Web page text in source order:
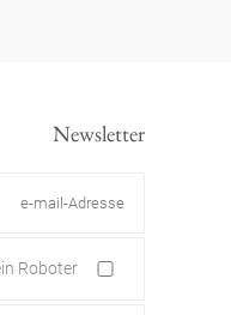
Newsletter
Roboter